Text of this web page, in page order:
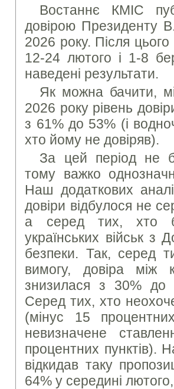
Востаннє КМІС
довірою Президенту
2026 року. Після
12-24 лютого і 1-8
наведені результати.
Як можна бачити,
2026 року рівень
з 61% до 53% (і
хто йому не довіряв).
За цей період не
тому важко
Наш додаткових
довіри відбулося не
а серед тих, хто
українських військ з
безпеки. Так, серед
вимогу, довіра між
знизилася з 30% до
Серед тих, хто
(мінус 15
невизначене
процентних пунктів).
відкидав таку
64% у середині